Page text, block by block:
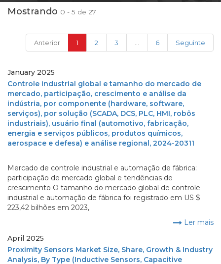
produtos farmacêuticos, automotivo, química, mineração,
fabricação, agricultura, utilidade, geração de energia,
segue tendências na industrialização e expansão da base da
indústria.
Mostrando 0 - 5 de 27
Anterior 1 (current)
2 3 6 Seguinte
January 2025
Controle industrial global e tamanho do mercado de
mercado, participação, crescimento e análise da
indústria, por componente (hardware, software,
serviços), por solução (SCADA, DCS, PLC, HMI, robôs
industriais), usuário final (automotivo, fabricação,
energia e serviços públicos, produtos químicos,
aerospace e defesa) e análise regional, 2024-20311
Mercado de controle industrial e automação de fábrica:
participação de mercado global e tendências de
crescimento O tamanho do mercado global de controle
industrial e automação de fábrica foi registrado em US $
223,42 bilhões em 2023,
Ler mais
April 2025
Proximity Sensors Market Size, Share, Growth & Industry
Analysis, By Type (Inductive Sensors, Capacitive